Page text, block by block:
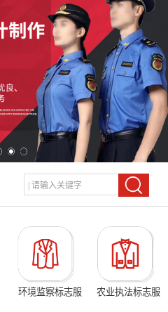
环境监察标志服 农业执法标志服